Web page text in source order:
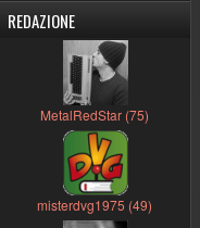
REDAZIONE
MetalRedStar (75)
misterdvg1975 (49)